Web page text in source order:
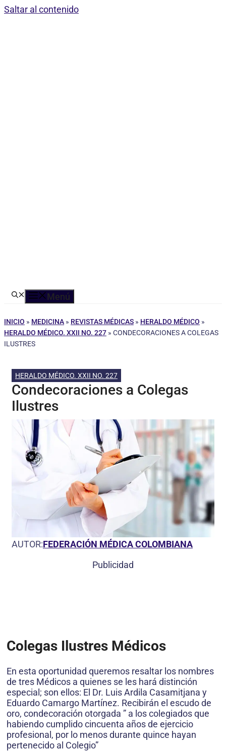
Saltar al contenido
Menú
INICIO » MEDICINA » REVISTAS MÉDICAS » HERALDO MÉDICO »
HERALDO MÉDICO. XXII NO. 227 » CONDECORACIONES A COLEGAS
ILUSTRES
HERALDO MÉDICO. XXII NO. 227
Condecoraciones a Colegas
Ilustres
AUTOR:FEDERACIÓN MÉDICA COLOMBIANA
Publicidad
Colegas Ilustres Médicos
En esta oportunidad queremos resaltar los nombres
de tres Médicos a quienes se les hará distinción
especial; son ellos: El Dr. Luis Ardila Casamitjana y
Eduardo Camargo Martínez. Recibirán el escudo de
oro, condecoración otorgada ” a los colegiados que
habiendo cumplido cincuenta años de ejercicio
profesional, por lo menos durante quince hayan
pertenecido al Colegio”